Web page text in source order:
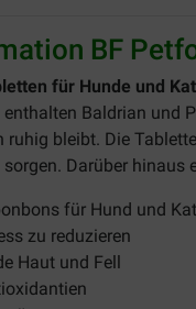
BF
für Hunde und
Baldrian und
ruhig bleibt. Die
Darüber
für Hund und
zu reduzieren
Haut und Fell